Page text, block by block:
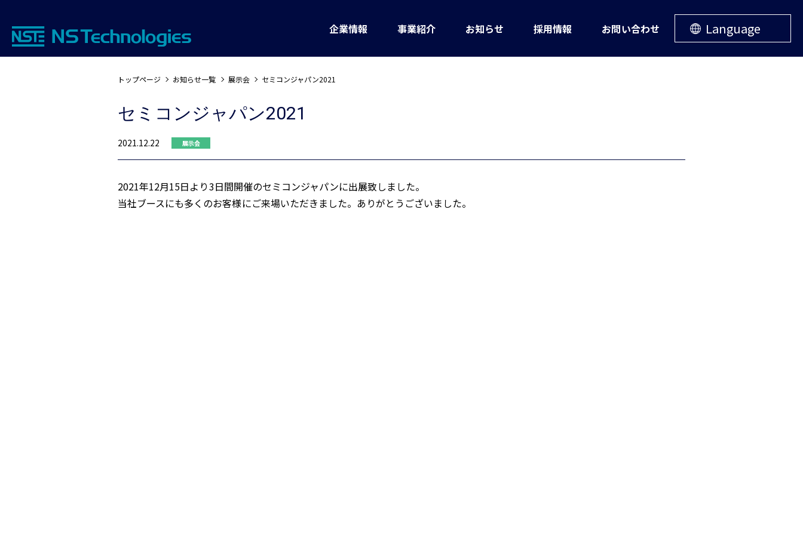
企業情報 事業紹介 お知らせ 採用情報 お問い合わせ Language
トップページ お知らせ一覧 展示会 セミコンジャパン2021
セミコンジャパン2021
2021.12.22 展示会
2021年12月15日より3日間開催のセミコンジャパンに出展致しました。
当社ブースにも多くのお客様にご来場いただきました。ありがとうございました。